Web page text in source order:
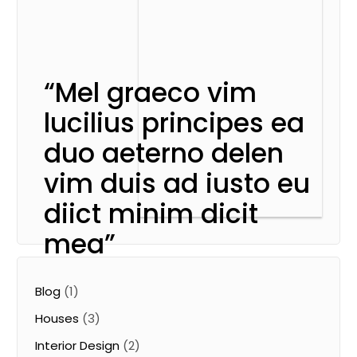
“Mel graeco vim
lucilius principes ea
duo aeterno delen
vim duis ad iusto eu
diict minim dicit
mea”
At vero eos et accusam et justo duo dolores et ea
rebum. Stet clita kasd gubergren, no sea takimata
Blog (1)
Houses (3)
Interior Design (2)